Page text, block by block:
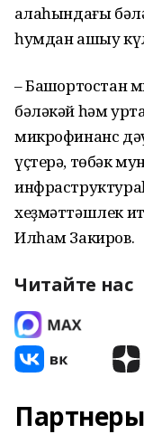
ҡалаһындағы
һумдан ашыу
– Башҡортостан
бәләкәй һәм
микрофинанс
үҫтерә, төбәк
хеҙмәттәшлек
Илһам Закиров.
Читайте нас
Партнеры